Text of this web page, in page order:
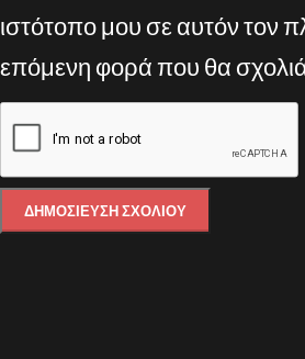
ιστότοπο μου σε αυτόν τον
επόμενη φορά που θα